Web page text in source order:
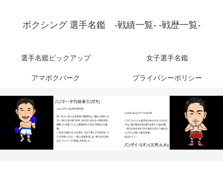
ボクシング 選手名鑑 -戦績一覧- -戦歴一覧-
選手名鑑ピックアップ 女子選手名鑑
アマボクパーク プライバシーポリシー